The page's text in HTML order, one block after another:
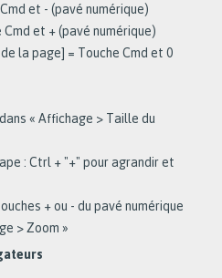
et - (pavé numérique)
et + (pavé numérique)
la page] = Touche Cmd et 0
« Affichage > Taille du
: Ctrl + "+" pour agrandir et
+ ou - du pavé numérique
> Zoom »